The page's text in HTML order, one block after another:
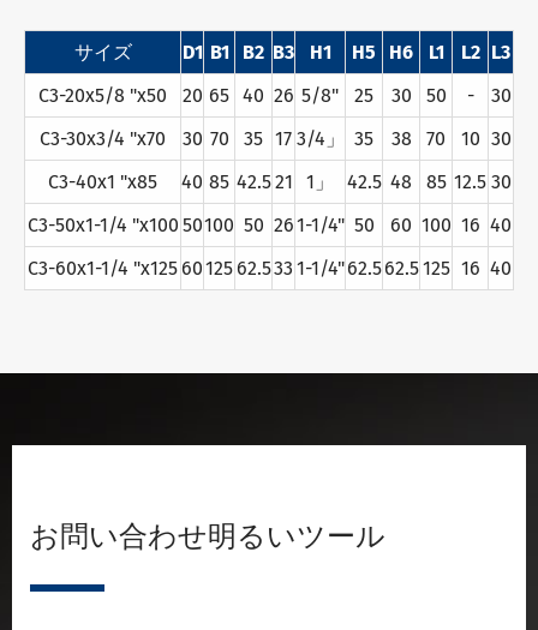
サイズ D1 B1 B2 B3 H1 H5 H6 L1 L2 L3
C3-20x5/8 "x50
20 65 40 26 5/8" 25 30 50 -
30
C3-30x3/4 "x70
30 70 35 17 3/4」 35 38 70 10 30
C3-40x1 "x85
40 85 42.521 1」 42.5 48 85 12.5 30
C3-50x1-1/4 "x100 50100 50 261-1/4" 50 60 100 16 40
C3-60x1-1/4 "x125 60125 62.533 1-1/4"62.562.5125 16 40
お問い合わせ明るいツール